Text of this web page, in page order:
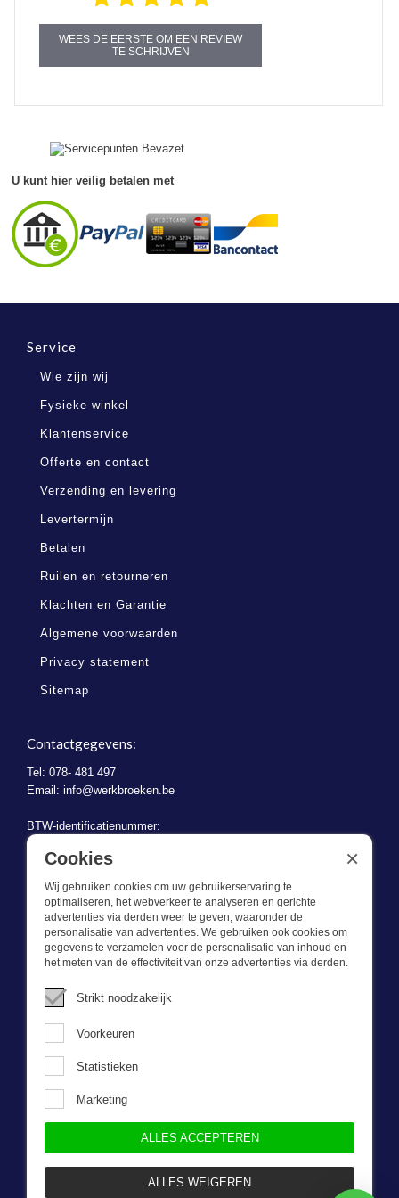
WEES DE EERSTE OM EEN REVIEW
TE SCHRIJVEN
U kunt hier veilig betalen met
Service
Wie zijn wij
Fysieke winkel
Klantenservice
Offerte en contact
Verzending en levering
Levertermijn
Betalen
Ruilen en retourneren
Klachten en Garantie
Algemene voorwaarden
Privacy statement
Sitemap
Contactgegevens:
Tel: 078- 481 497
Email: info@werkbroeken.be
BTW-identificatienummer:
BE 0721.730.280
Wat we doen
Deze webshop is onderdeel van BEVAZET BV. Bevazet levert al
sinds 1983 bedrijfskleding aan grote en kleinere ondernemingen.
We hebben een eigen winkel/showroom in Brandwijk. Onze klanten
bieden we kwalitatief goede en sterke bedrijfskleding tegen een
scherpe prijs. Onze service is snel, we zijn voorraadhoudend,
eigen ontwerpster. Neem gerust contact met ons op.
Cookies
Wij gebruiken cookies om uw gebruikerservaring te
optimaliseren, het webverkeer te analyseren en gerichte
advertenties via derden weer te geven, waaronder de
personalisatie van advertenties. We gebruiken ook cookies om
gegevens te verzamelen voor de personalisatie van inhoud en
het meten van de effectiviteit van onze advertenties via derden.
Strikt noodzakelijk
Voorkeuren
Statistieken
Marketing
ALLES ACCEPTEREN
ALLES WEIGEREN
×